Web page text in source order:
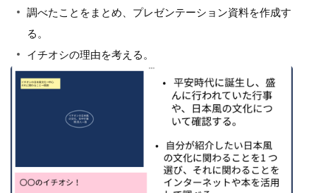
調べたことをまとめ、プレゼンテーション資料を作成す
る。
イチオシの理由を考える。